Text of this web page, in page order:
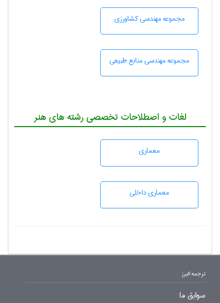
مجموعه مهندسی كشاورزی
مجموعه مهندسی منابع طبيعی
لغات و اصطلاحات تخصصی رشته های هنر
معماری
معماری داخلی
ترجمه البرز
سوابق ما